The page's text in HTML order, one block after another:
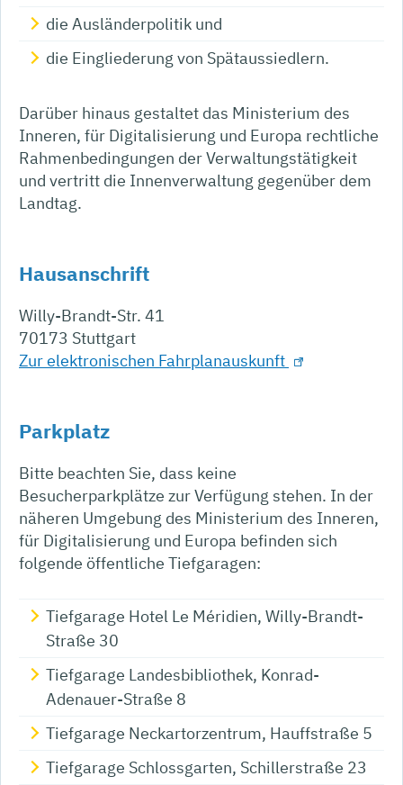
die Ausländerpolitik und
die Eingliederung von Spätaussiedlern.
Darüber hinaus gestaltet das Ministerium des
Inneren, für Digitalisierung und Europa rechtliche
Rahmenbedingungen der Verwaltungstätigkeit
und vertritt die Innenverwaltung gegenüber dem
Landtag.
Hausanschrift
Willy-Brandt-Str. 41
70173 Stuttgart
Zur elektronischen Fahrplanauskunft
Parkplatz
Bitte beachten Sie, dass keine
Besucherparkplätze zur Verfügung stehen. In der
näheren Umgebung des Ministerium des Inneren,
für Digitalisierung und Europa befinden sich
folgende öffentliche Tiefgaragen:
Tiefgarage Hotel Le Méridien, Willy-Brandt-
Straße 30
Tiefgarage Landesbibliothek, Konrad-
Adenauer-Straße 8
Tiefgarage Neckartorzentrum, Hauffstraße 5
Tiefgarage Schlossgarten, Schillerstraße 23